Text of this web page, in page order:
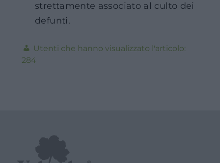
strettamente associato al culto dei
defunti.
284